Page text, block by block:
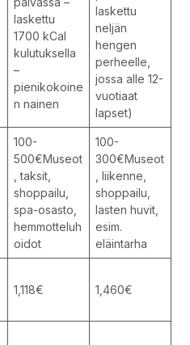
laskettu
1700 kCal
kulutuksella
–
pienikokoine
n nainen
laskettu
neljän
hengen
perheelle,
jossa alle 12-
vuotiaat
lapset)
100-
500€Museot
, taksit,
shoppailu,
spa-osasto,
hemmotteluh
oidot
100-
300€Museot
, liikenne,
shoppailu,
lasten huvit,
esim.
eläintarha
1,118€ 1,460€